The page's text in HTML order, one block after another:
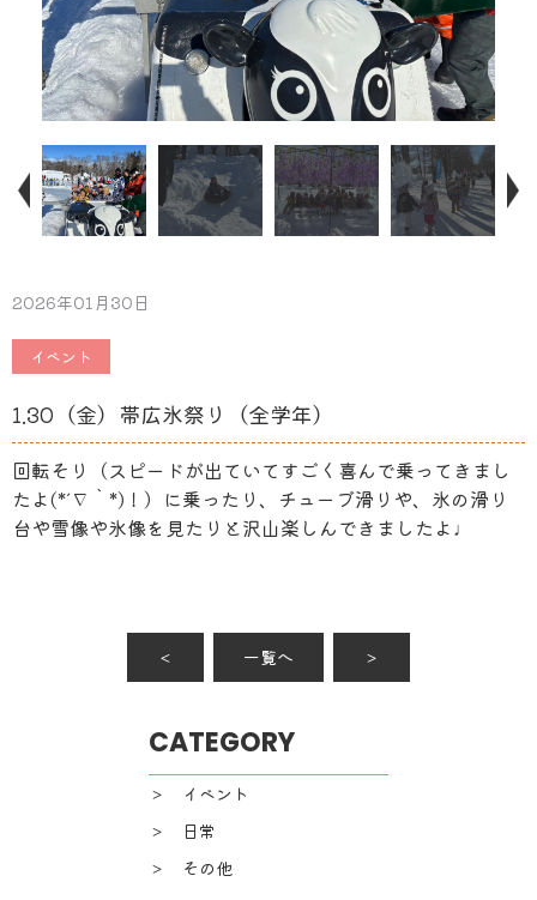
2026年01月30日
イベント
1.30（金）帯広氷祭り（全学年）
回転そり（スピードが出ていてすごく喜んで乗ってきまし
たよ(*´∇｀*)！）に乗ったり、チューブ滑りや、氷の滑り
台や雪像や氷像を見たりと沢山楽しんできましたよ♩
＜ 一覧へ ＞
CATEGORY
＞ イベント
＞ 日常
＞ その他